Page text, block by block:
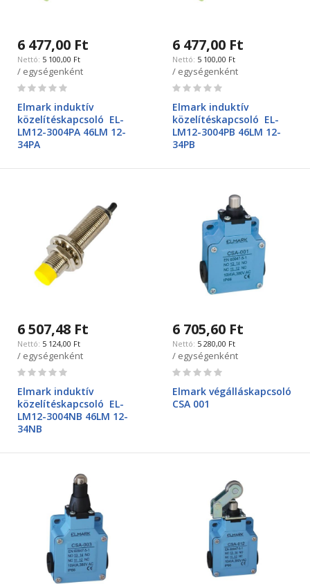
6 477,00 Ft
5 100,00 Ft
/ egységenként
Rating:
Elmark induktív
közelítéskapcsoló EL-
LM12-3004PA 46LM 12-
34PA
6 477,00 Ft
5 100,00 Ft
/ egységenként
Rating:
Elmark induktív
közelítéskapcsoló EL-
LM12-3004PB 46LM 12-
34PB
6 507,48 Ft
5 124,00 Ft
/ egységenként
Rating:
Elmark induktív
közelítéskapcsoló EL-
LM12-3004NB 46LM 12-
34NB
6 705,60 Ft
5 280,00 Ft
/ egységenként
Rating:
Elmark végálláskapcsoló
CSA 001